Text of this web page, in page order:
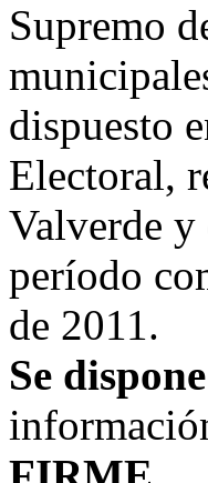
Supremo
dispuesto
Electoral,
Valverde
período
de 2011.
Se